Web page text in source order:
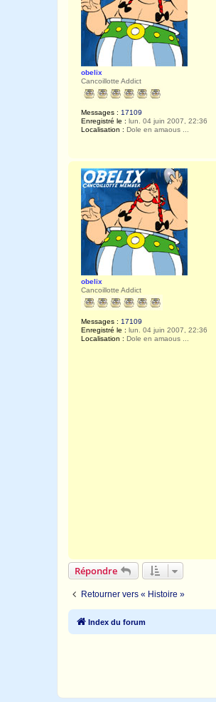
obelix
Cancoillotte Addict
Messages : 17109
Enregistré le : lun. 04 juin 2007, 22:36
Localisation : Dole en amaous ...
obelix
Cancoillotte Addict
Messages : 17109
Enregistré le : lun. 04 juin 2007, 22:36
Localisation : Dole en amaous ...
Répondre
Retourner vers « Histoire »
Index du forum